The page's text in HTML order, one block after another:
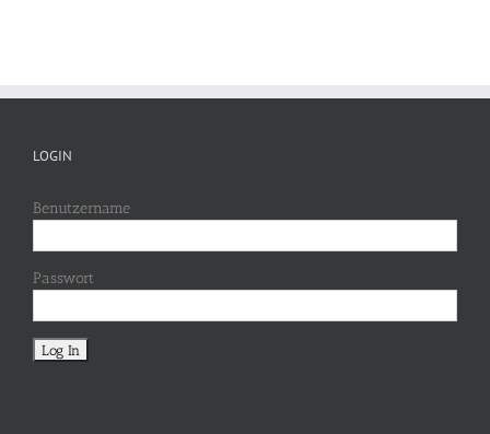
LOGIN
Benutzername
Passwort